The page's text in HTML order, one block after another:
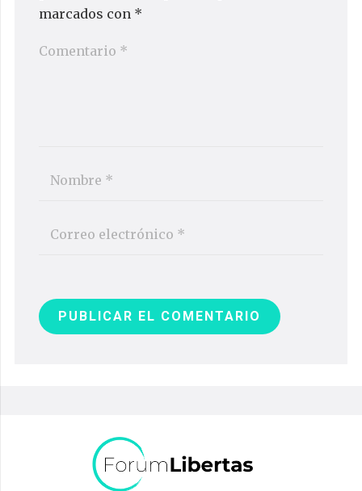
marcados con *
PUBLICAR EL COMENTARIO